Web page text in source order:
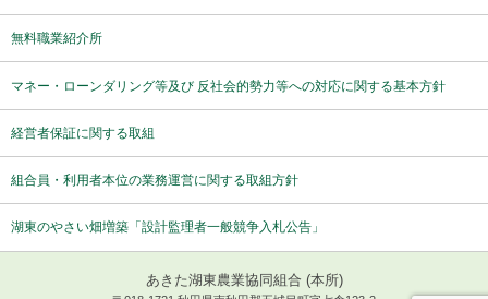
無料職業紹介所
マネー・ローンダリング等及び 反社会的勢力等への対応に関する基本方針
経営者保証に関する取組
組合員・利用者本位の業務運営に関する取組方針
湖東のやさい畑増築「設計監理者一般競争入札公告」
あきた湖東農業協同組合 (本所)